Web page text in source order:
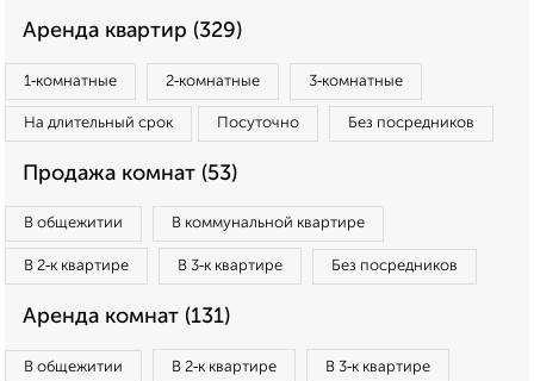
Аренда квартир (329)
1‑комнатные 2‑комнатные 3‑комнатные
На длительный срок Посуточно Без посредников
Продажа комнат (53)
В общежитии В коммунальной квартире
В 2‑к квартире В 3‑к квартире Без посредников
Аренда комнат (131)
В общежитии В 2‑к квартире В 3‑к квартире